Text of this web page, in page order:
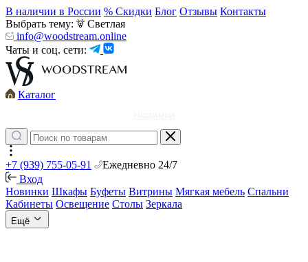
В наличии в России % Скидки Блог Отзывы Контакты
Выбрать тему:
Светлая
info@woodstream.online
Чаты и соц. сети:
Каталог
+7 (939) 755-05-91
Ежедневно 24/7
Вход
Новинки Шкафы Буфеты Витрины Мягкая мебель Спальни
Кабинеты Освещение Столы Зеркала
Ещё